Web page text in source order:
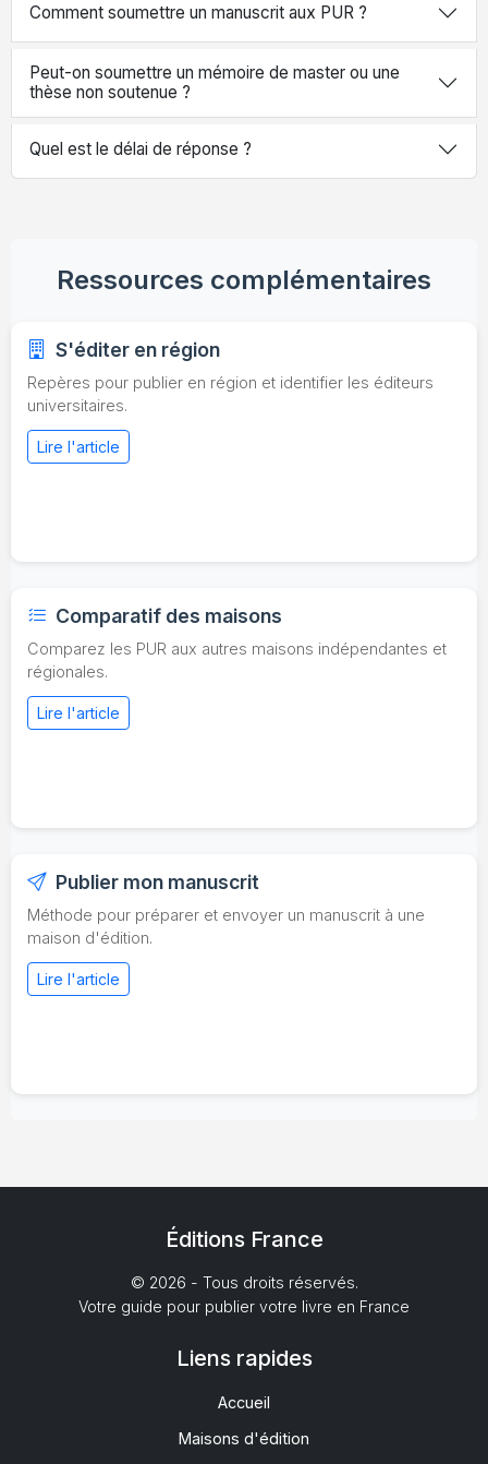
Comment soumettre un manuscrit aux PUR ?
Peut-on soumettre un mémoire de master ou une
thèse non soutenue ?
Quel est le délai de réponse ?
Ressources complémentaires
S'éditer en région
Repères pour publier en région et identifier les éditeurs
universitaires.
Lire l'article
Comparatif des maisons
Comparez les PUR aux autres maisons indépendantes et
régionales.
Lire l'article
Publier mon manuscrit
Méthode pour préparer et envoyer un manuscrit à une
maison d'édition.
Lire l'article
Éditions France
© 2026 - Tous droits réservés.
Votre guide pour publier votre livre en France
Liens rapides
Accueil
Maisons d'édition